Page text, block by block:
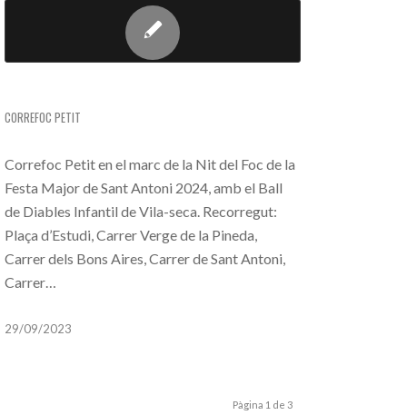
CORREFOC PETIT
Correfoc Petit en el marc de la Nit del Foc de la
Festa Major de Sant Antoni 2024, amb el Ball
de Diables Infantil de Vila-seca. Recorregut:
Plaça d’Estudi, Carrer Verge de la Pineda,
Carrer dels Bons Aires, Carrer de Sant Antoni,
Carrer…
29/09/2023
Pàgina 1 de 3